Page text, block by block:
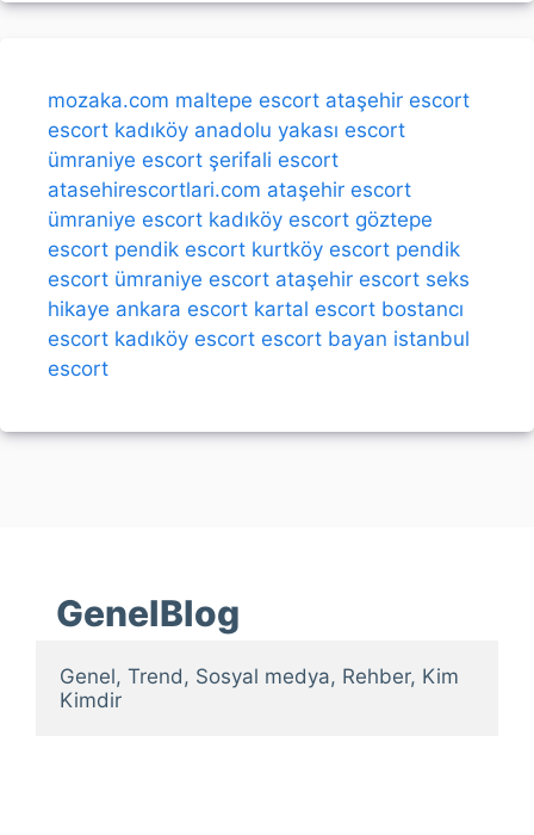
mozaka.com maltepe escort ataşehir escort
escort kadıköy anadolu yakası escort
ümraniye escort şerifali escort
atasehirescortlari.com ataşehir escort
ümraniye escort kadıköy escort göztepe
escort pendik escort kurtköy escort pendik
escort ümraniye escort ataşehir escort seks
hikaye ankara escort kartal escort bostancı
escort kadıköy escort escort bayan istanbul
escort
GenelBlog
Genel, Trend, Sosyal medya, Rehber, Kim
Kimdir